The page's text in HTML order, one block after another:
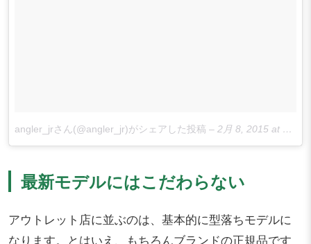
angler_jrさん(@angler_jr)がシェアした投稿 – 2月 8, 2015 at 1:24午前 PST
最新モデルにはこだわらない
アウトレット店に並ぶのは、基本的に型落ちモデルに
なります。とはいえ、もちろんブランドの正規品です